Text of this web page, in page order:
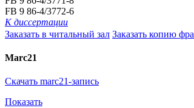
FB 9 86-4/3772-6
К диссертации
Заказать в читальный зал Заказать копию
Marc21
Скачать marc21-запись
Показать